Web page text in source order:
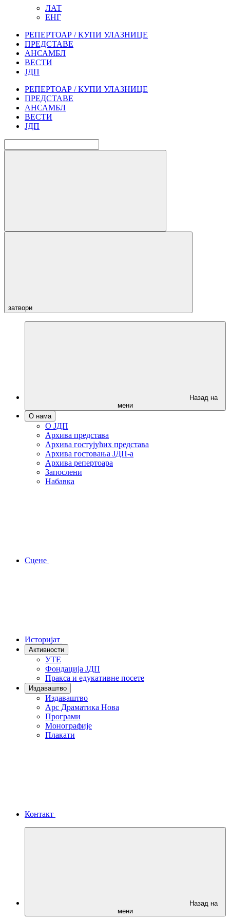
ЛАТ
ЕНГ
РЕПЕРТОАР / КУПИ УЛАЗНИЦЕ
ПРЕДСТАВЕ
АНСАМБЛ
ВЕСТИ
ЈДП
РЕПЕРТОАР / КУПИ УЛАЗНИЦЕ
ПРЕДСТАВЕ
АНСАМБЛ
ВЕСТИ
ЈДП
затвори
Назад на
мени
О нама
О ЈДП
Архива представа
Архива гостујућих представа
Архива гостовања ЈДП-а
Архива репертоара
Запослени
Набавка
Сцене
Историјат
Активности
УТЕ
Фондација ЈДП
Пракса и едукативне посете
Издаваштво
Издаваштво
Арс Драматика Нова
Програми
Монографије
Плакати
Контакт
Назад на
мени